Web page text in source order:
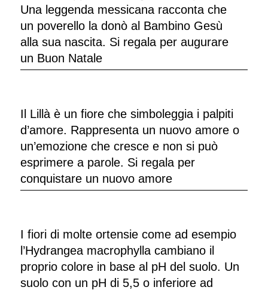
Una leggenda messicana racconta che
un poverello la donò al Bambino Gesù
alla sua nascita. Si regala per augurare
un Buon Natale
Il Lillà è un fiore che simboleggia i palpiti
d’amore. Rappresenta un nuovo amore o
un’emozione che cresce e non si può
esprimere a parole. Si regala per
conquistare un nuovo amore
I fiori di molte ortensie come ad esempio
l’Hydrangea macrophylla cambiano il
proprio colore in base al pH del suolo. Un
suolo con un pH di 5,5 o inferiore ad